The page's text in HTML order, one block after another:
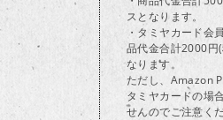
スとなります。
・タミヤカード会
品代金合計2000円
なります。
ただし、Amazon
タミヤカードの場
せんのでご注意く